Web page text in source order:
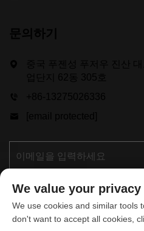
We value your privacy
We use cookies and similar tools
don't want to accept all cookies,